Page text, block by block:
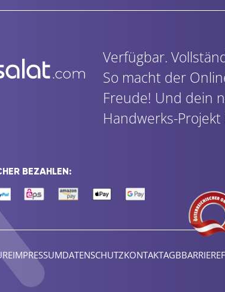
Verfügbar.
So macht der
Freude! Und dein
Handwerks-
BEZAHLEN:
IMPRESSUMDATENSCHUTZKONTAKTAGB